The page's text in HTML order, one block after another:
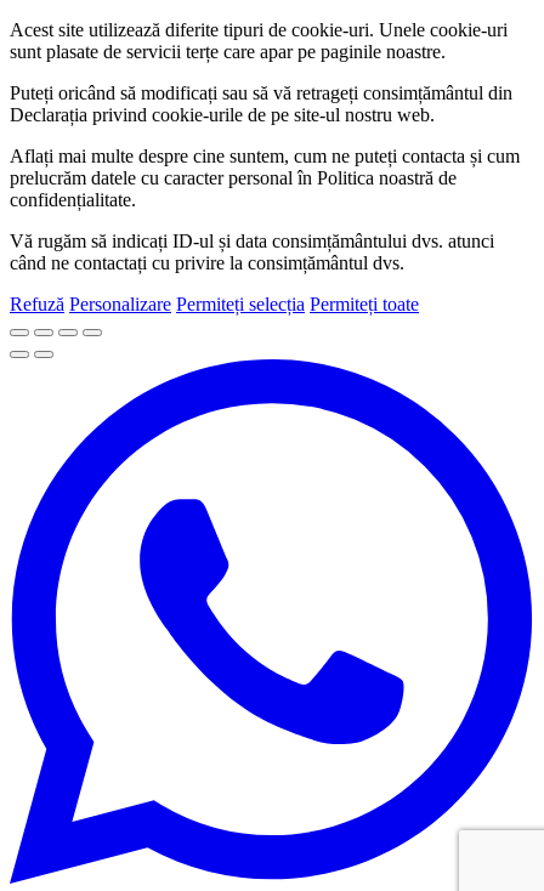
Acest site utilizează diferite tipuri de cookie-uri. Unele cookie-uri
sunt plasate de servicii terțe care apar pe paginile noastre.
Puteți oricând să modificați sau să vă retrageți consimțământul din
Declarația privind cookie-urile de pe site-ul nostru web.
Aflați mai multe despre cine suntem, cum ne puteți contacta și cum
prelucrăm datele cu caracter personal în Politica noastră de
confidențialitate.
Vă rugăm să indicați ID-ul și data consimțământului dvs. atunci
când ne contactați cu privire la consimțământul dvs.
Refuză Personalizare Permiteți selecția Permiteți toate